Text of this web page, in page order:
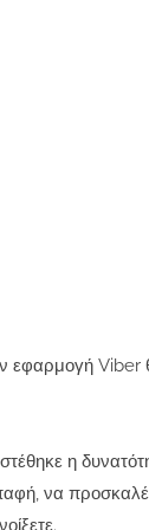
εφαρμογή Viber
η
να